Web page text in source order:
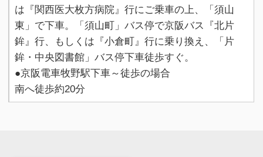
は『関西医大枚方病院』行にご乗車の上、「須山
東」で下車。「須山町」バス停で京阪バス『北片
鉾』行、もしくは『小倉町』行に乗り換え、「片
鉾・中央図書館」バス停下車徒歩すぐ。
●京阪電車牧野駅下車～徒歩の場合
南へ徒歩約20分